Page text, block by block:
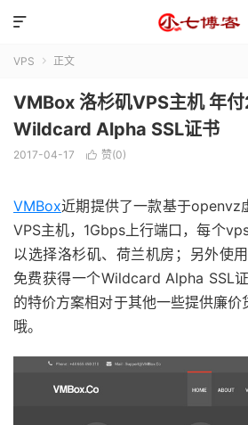

VPS  正文
VMBox 洛杉矶VPS主机 年
Wildcard Alpha SSL证书
2017-04-17  赞(0)
VMBox近期提供了一款基于openvz
VPS主机，1Gbps上行端口，每个
以选择洛杉矶、荷兰机房；另外使
免费获得一个Wildcard Alpha SSL
的特价方案相对于其他一些提供廉
哦。